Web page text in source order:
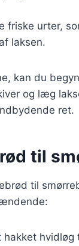
friske urter,
laksen.
kan du
og læg
ret.
til
til
hvidløg